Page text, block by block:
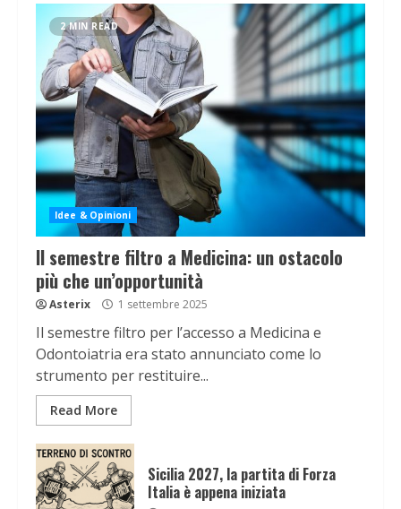
2 MIN READ
Idee & Opinioni
Il semestre filtro a Medicina: un ostacolo
più che un’opportunità
Asterix 1 settembre 2025
Il semestre filtro per l’accesso a Medicina e
Odontoiatria era stato annunciato come lo
strumento per restituire...
Read More
Sicilia 2027, la partita di Forza
Italia è appena iniziata